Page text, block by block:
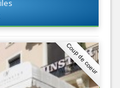
Coup de coeur